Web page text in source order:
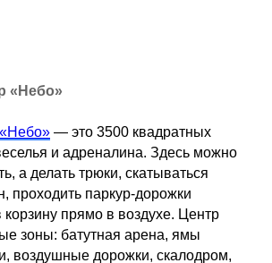
«Небо»
— это 3500 квадратных
и адреналина. Здесь можно
а делать трюки, скатываться
проходить паркур-дорожки
корзину прямо в воздухе. Центр
зоны: батутная арена, ямы
воздушные дорожки, скалодром,